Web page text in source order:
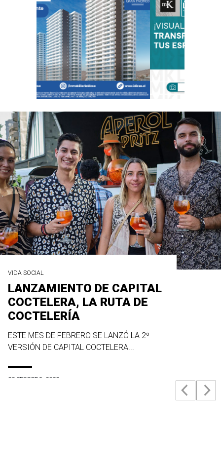
VIDA SOCIAL
LANZAMIENTO DE CAPITAL
COCTELERA, LA RUTA DE
COCTELERÍA
ESTE MES DE FEBRERO SE LANZÓ LA 2º
VERSIÓN DE CAPITAL COCTELERA...
23 FEBRERO, 2022